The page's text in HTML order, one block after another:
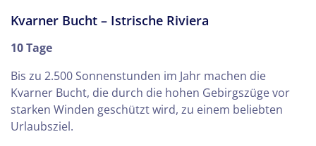
Kvarner Bucht – Istrische Riviera
10 Tage
Bis zu 2.500 Sonnenstunden im Jahr machen die
Kvarner Bucht, die durch die hohen Gebirgszüge vor
starken Winden geschützt wird, zu einem beliebten
Urlaubsziel.